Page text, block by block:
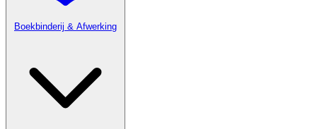
Boekbinderij & Afwerking